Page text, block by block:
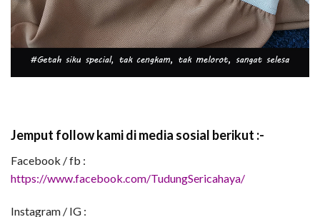
Jemput follow kami di media sosial berikut :-
Facebook / fb :
https://www.facebook.com/TudungSericahaya/
Instagram / IG :